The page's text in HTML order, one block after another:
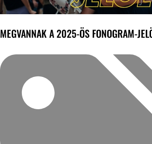
MEGVANNAK A 2025-ÖS FONOGRAM-